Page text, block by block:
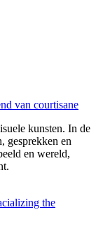
van courtisane
kunsten. In de
gesprekken en
en wereld,
the